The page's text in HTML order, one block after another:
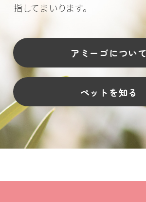
指してまいります。
アミーゴについて
ペットを知る